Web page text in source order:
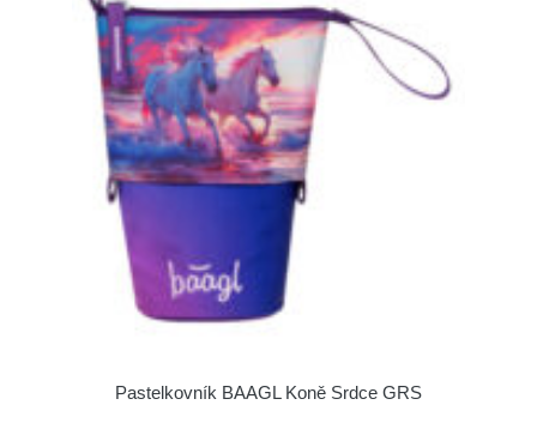
Pastelkovník BAAGL Koně Srdce GRS